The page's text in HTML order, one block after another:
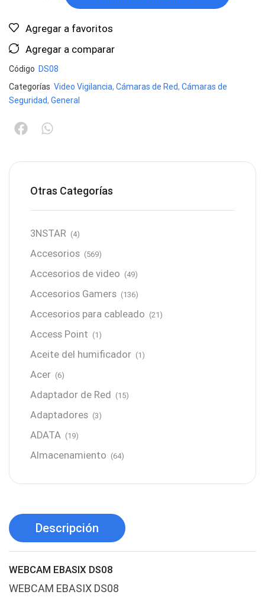
Agregar a favoritos
Agregar a comparar
Código DS08
Categorías Video Vigilancia, Cámaras de Red, Cámaras de
Seguridad, General
Otras Categorías
3NSTAR (4)
Accesorios (569)
Accesorios de video (49)
Accesorios Gamers (136)
Accesorios para cableado (21)
Access Point (1)
Aceite del humificador (1)
Acer (6)
Adaptador de Red (15)
Adaptadores (3)
ADATA (19)
Almacenamiento (64)
Antivirus (1)
Aro de luz
Audífonos
Descripción
WEBCAM EBASIX DS08
WEBCAM EBASIX DS08